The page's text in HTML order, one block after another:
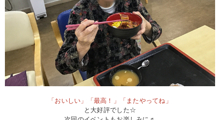
「おいしい」「最高！」「またやってね」
と大好評でした☆